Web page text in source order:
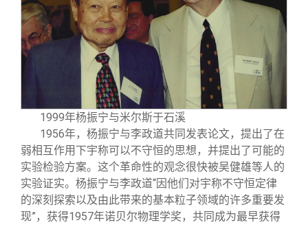
1999年杨振宁与米尔斯于石溪
1956年，杨振宁与李政道共同发表论文，提出了在
弱相互作用下宇称可以不守恒的思想，并提出了可能的
实验检验方案。这个革命性的观念很快被吴健雄等人的
实验证实。杨振宁与李政道“因他们对宇称不守恒定律
的深刻探索以及由此带来的基本粒子领域的许多重要发
现”，获得1957年诺贝尔物理学奖，共同成为最早获得